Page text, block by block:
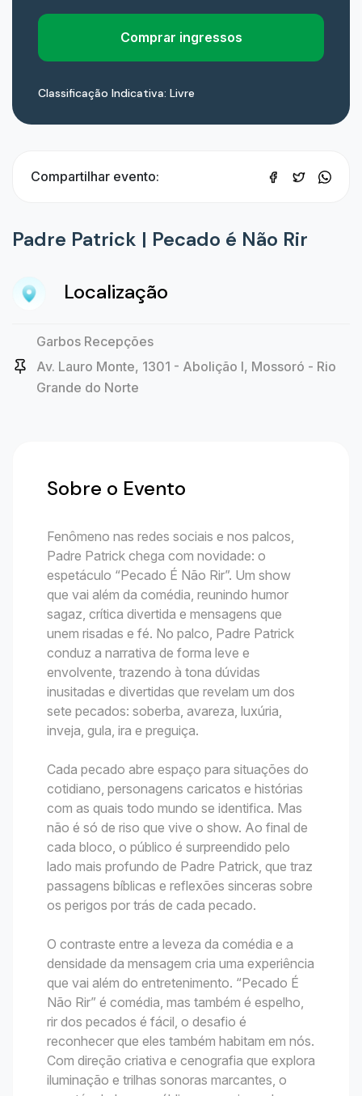
Padre Patrick | Pecado é Não Rir
Localização
Garbos Recepções
Av. Lauro Monte, 1301 - Abolição I, Mossoró - Rio
Grande do Norte
Sobre o Evento
Fenômeno nas redes sociais e nos palcos,
Padre Patrick chega com novidade: o
espetáculo “Pecado É Não Rir”. Um show
que vai além da comédia, reunindo humor
sagaz, crítica divertida e mensagens que
unem risadas e fé. No palco, Padre Patrick
conduz a narrativa de forma leve e
envolvente, trazendo à tona dúvidas
inusitadas e divertidas que revelam um dos
sete pecados: soberba, avareza, luxúria,
inveja, gula, ira e preguiça.
Cada pecado abre espaço para situações do
cotidiano, personagens caricatos e histórias
com as quais todo mundo se identifica. Mas
não é só de riso que vive o show. Ao final de
cada bloco, o público é surpreendido pelo
lado mais profundo de Padre Patrick, que traz
passagens bíblicas e reflexões sinceras sobre
os perigos por trás de cada pecado.
O contraste entre a leveza da comédia e a
densidade da mensagem cria uma experiência
que vai além do entretenimento. “Pecado É
Não Rir” é comédia, mas também é espelho,
rir dos pecados é fácil, o desafio é
reconhecer que eles também habitam em nós.
Com direção criativa e cenografia que explora
iluminação e trilhas sonoras marcantes, o
Comprar ingressos
Classificação Indicativa: Livre
Compartilhar evento: